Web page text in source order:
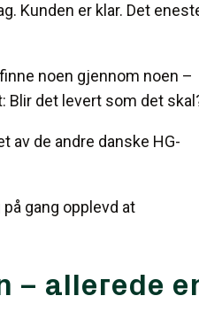
Kunden er klar. Det
noen gjennom noen –
Blir det levert som det
av de andre danske HG-
gang opplevd at
– allerede